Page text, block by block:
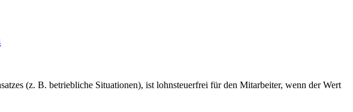
(z. B. betriebliche Situationen), ist lohnsteuerfrei für den Mitarbeiter, wenn der Wert